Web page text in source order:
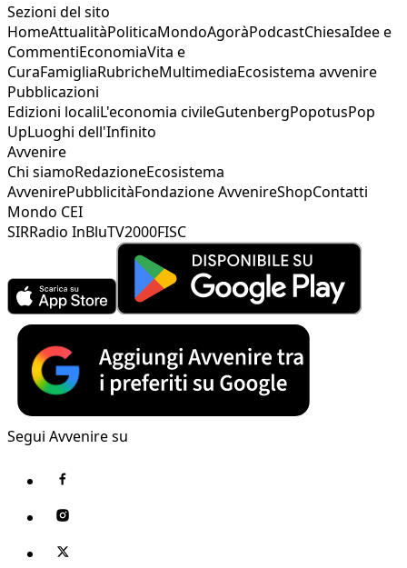
Sezioni del sito
HomeAttualitàPoliticaMondoAgoràPodcastChiesaIdee e
CommentiEconomiaVita e
CuraFamigliaRubricheMultimediaEcosistema avvenire
Pubblicazioni
Edizioni localiL'economia civileGutenbergPopotusPop
UpLuoghi dell'Infinito
Avvenire
Chi siamoRedazioneEcosistema
AvvenirePubblicitàFondazione AvvenireShopContatti
Mondo CEI
SIRRadio InBluTV2000FISC
Segui Avvenire su